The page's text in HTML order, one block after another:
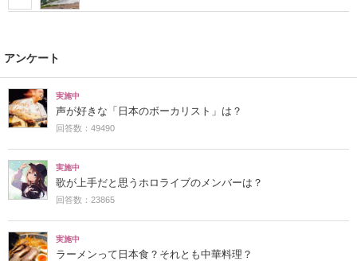
アンケート
実施中
声が好きな「日本のボーカリスト」は？
回答数：49490
実施中
歌が上手だと思うホロライブのメンバーは？
回答数：23865
実施中
ラーメンって日本食？それとも中華料理？